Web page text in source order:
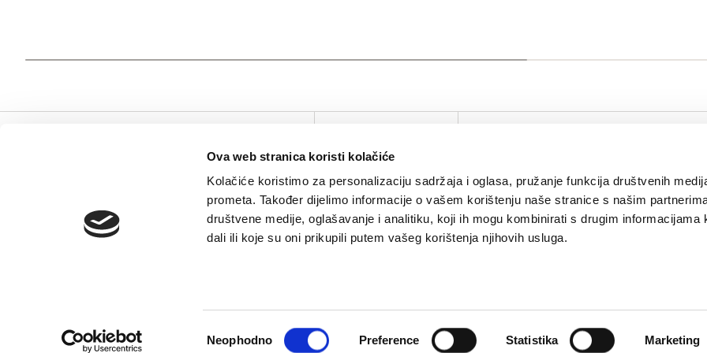
Ova web stranica koristi kolačiće
Kolačiće koristimo za personalizaciju sadržaja i oglasa, pružanje funkcija društvenih
prometa. Također dijelimo informacije o vašem korištenju naše stranice s našim
društvene medije, oglašavanje i analitiku, koji ih mogu kombinirati s drugim informacijama
dali ili koje su oni prikupili putem vašeg korištenja njihovih usluga.
Selection
Neophodno Preference Statistika Marketing
O nama
Brendovi
Sustainability
Karijera
Kontakt
Press